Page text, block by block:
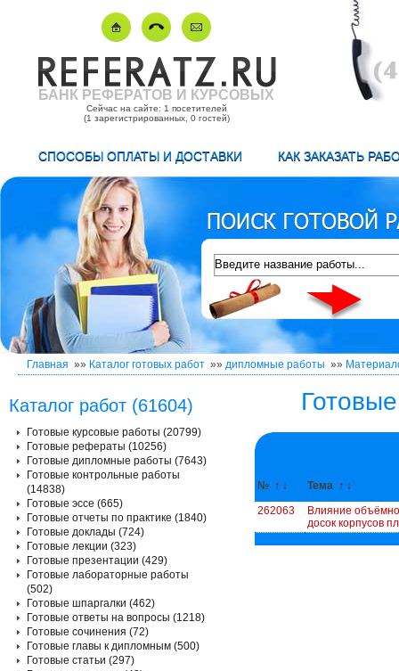
БАНК РЕФЕРАТОВ И КУРСОВЫХ
Сейчас на сайте: 1 посетителей
(1 зарегистрированных, 0 гостей)
СПОСОБЫ ОПЛАТЫ И ДОСТАВКИ КАК ЗАКАЗАТЬ
Главная »» Каталог готовых работ »» дипломные работы »»
№ ↑ ↓ Тема ↑ ↓
262063
Влияние
досок корпусов
Каталог работ (61604)
Готовые курсовые работы (20799)
Готовые рефераты (10256)
Готовые дипломные работы (7643)
Готовые контрольные работы
(14838)
Готовые эссе (665)
Готовые отчеты по практике (1840)
Готовые доклады (724)
Готовые лекции (323)
Готовые презентации (429)
Готовые лабораторные работы
(502)
Готовые шпаргалки (462)
Готовые ответы на вопросы (1218)
Готовые сочинения (72)
Готовые главы к дипломным (500)
Готовые статьи (297)